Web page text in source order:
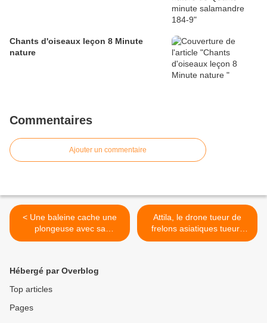
Chants d'oiseaux leçon 8 Minute
nature
Commentaires
Ajouter un commentaire
< Une baleine cache une
plongeuse avec sa
nageoire pour la protéger
Attila, le drone tueur de
frelons asiatiques tueurs
d'abeilles >
Hébergé par Overblog
Top articles
Pages